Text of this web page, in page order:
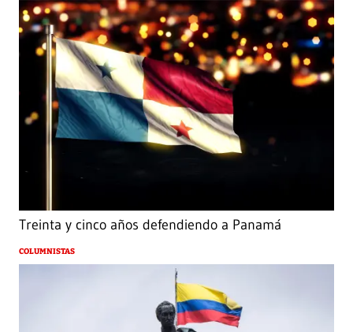
Treinta y cinco años defendiendo a Panamá
COLUMNISTAS